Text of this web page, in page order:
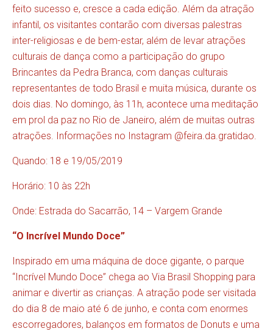
feito sucesso e, cresce a cada edição. Além da atração
infantil, os visitantes contarão com diversas palestras
inter-religiosas e de bem-estar, além de levar atrações
culturais de dança como a participação do grupo
Brincantes da Pedra Branca, com danças culturais
representantes de todo Brasil e muita música, durante os
dois dias. No domingo, às 11h, acontece uma meditação
em prol da paz no Rio de Janeiro, além de muitas outras
atrações. Informações no Instagram @feira.da.gratidao.
Quando: 18 e 19/05/2019
Horário: 10 às 22h
Onde: Estrada do Sacarrão, 14 – Vargem Grande
“O Incrível Mundo Doce”
Inspirado em uma máquina de doce gigante, o parque
“Incrível Mundo Doce” chega ao Via Brasil Shopping para
animar e divertir as crianças. A atração pode ser visitada
do dia 8 de maio até 6 de junho, e conta com enormes
escorregadores, balanços em formatos de Donuts e uma